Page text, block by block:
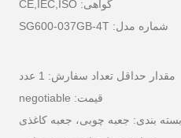
گواهی: CE,IEC,ISO
شماره مدل: SG600-037GB-4T
مقدار حداقل تعداد سفارش: 1 عدد
قیمت: negotiable
بندی: جعبه چوبی، جعبه کاغذی